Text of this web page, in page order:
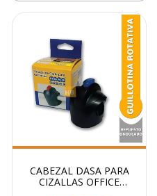
CABEZAL DASA PARA
CIZALLAS OFFICE